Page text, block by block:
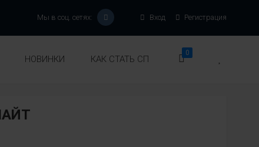
Вход Регистрация
Мы в соц. сетях:
НОВИНКИ КАК СТАТЬ СП
0